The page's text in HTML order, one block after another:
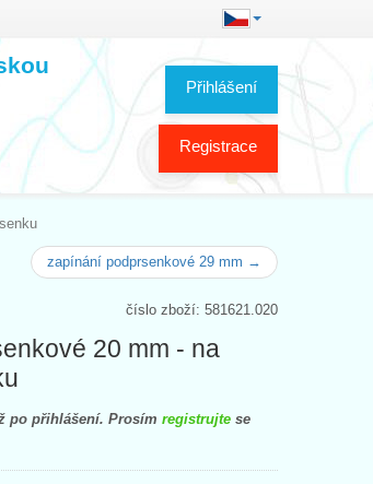
Přihlášení
Registrace
zapínání podprsenkové 29 mm →
číslo zboží: 581621.020
20 mm - na
po přihlášení. Prosím registrujte se